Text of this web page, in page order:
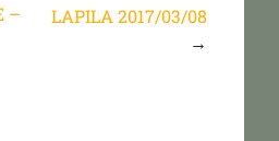
–
LAPILA 2017/03/08
→